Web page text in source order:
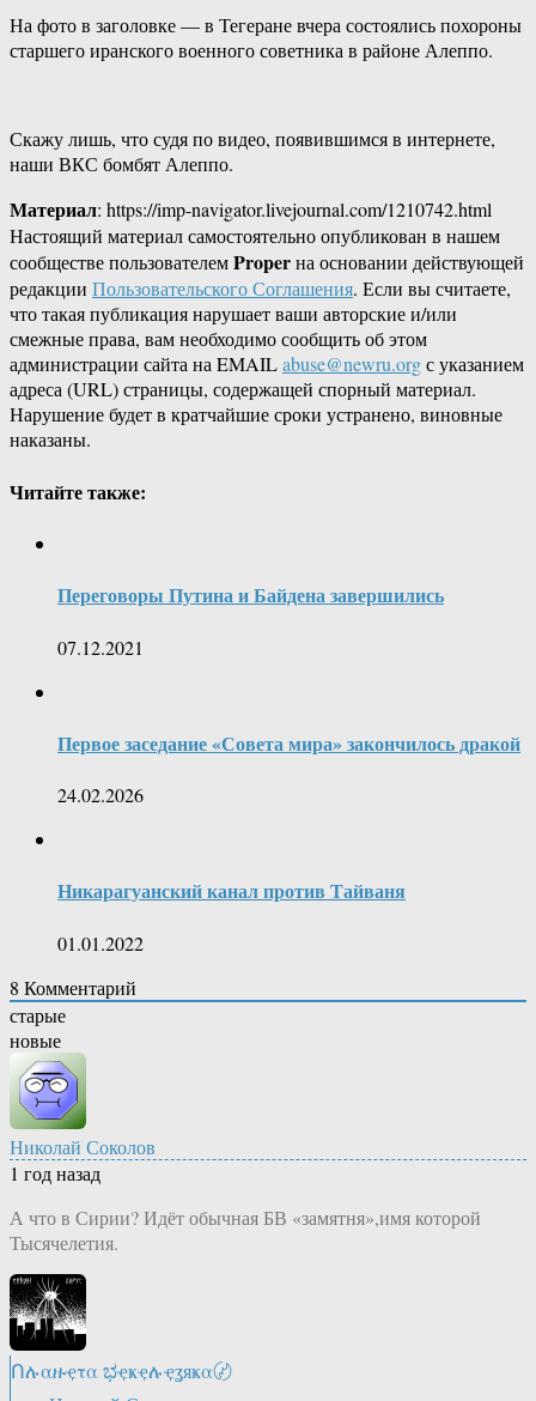
На фото в заголовке — в Тегеране вчера состоялись похороны
старшего иранского военного советника в районе Алеппо.
Скажу лишь, что судя по видео, появившимся в интернете,
наши ВКС бомбят Алеппо.
Материал: https://imp-navigator.livejournal.com/1210742.html
Настоящий материал самостоятельно опубликован в нашем
сообществе пользователемProperна основании действующей
редакции Пользовательского Соглашения. Если вы считаете,
что такая публикация нарушает ваши авторские и/или
смежные права, вам необходимо сообщить об этом
администрации сайта на EMAILabuse@newru.orgс указанием
адреса (URL) страницы, содержащей спорный материал.
Нарушение будет в кратчайшие сроки устранено, виновные
наказаны.
Читайте также:
Переговоры Путина и Байдена завершились
07.12.2021
Первое заседание «Совета мира» закончилось дракой
24.02.2026
Никарагуанский канал против Тайваня
01.01.2022
8 Комментарий
старые
новые
Николай Соколов
1 год назад
А что в Сирии? Идёт обычная БВ «замятня»,имя которой
Тысячелетия.
Ոሉαዙҿτα ಭҿҝҿሉҿʓяҝα〄